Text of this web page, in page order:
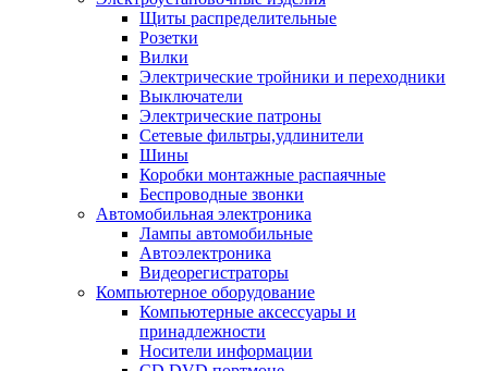
Щиты распределительные
Розетки
Вилки
Электрические тройники и переходники
Выключатели
Электрические патроны
Сетевые фильтры,удлинители
Шины
Коробки монтажные распаячные
Беспроводные звонки
Автомобильная электроника
Лампы автомобильные
Автоэлектроника
Видеорегистраторы
Компьютерное оборудование
Компьютерные аксессуары и
принадлежности
Носители информации